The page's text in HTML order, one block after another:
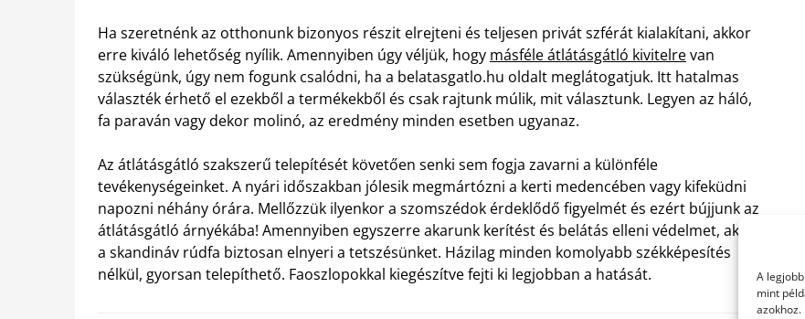
A
mint
Ha szeretnénk az otthonunk bizonyos részit elrejteni és teljesen privát szférát kialakítani, akkor
erre kiváló lehetőség nyílik. Amennyiben úgy véljük, hogy másféle átlátásgátló kivitelrevan
szükségünk, úgy nem fogunk csalódni, ha a belatasgatlo.hu oldalt meglátogatjuk. Itt hatalmas
választék érhető el ezekből a termékekből és csak rajtunk múlik, mit választunk. Legyen az háló,
fa paraván vagy dekor molinó, az eredmény minden esetben ugyanaz.
Az átlátásgátló szakszerű telepítését követően senki sem fogja zavarni a különféle
tevékenységeinket. A nyári időszakban jólesik megmártózni a kerti medencében vagy kifeküdni
napozni néhány órára. Mellőzzük ilyenkor a szomszédok érdeklődő figyelmét és ezért bújjunk az
átlátásgátló árnyékába! Amennyiben egyszerre akarunk kerítést és belátás elleni védelmet, akkor
a skandináv rúdfa biztosan elnyeri a tetszésünket. Házilag minden komolyabb székképesítés
nélkül, gyorsan telepíthető. Faoszlopokkal kiegészítve fejti ki legjobban a hatását.